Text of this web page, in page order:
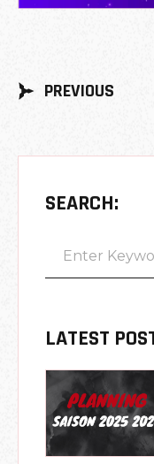
PREVIOUS
SEARCH:
LATEST